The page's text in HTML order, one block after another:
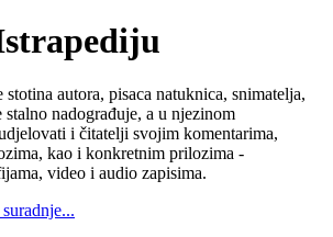
autora, pisaca natuknica, snimatelja,
nadograđuje, a u njezinom
i čitatelji svojim komentarima,
kao i konkretnim prilozima -
video i audio zapisima.